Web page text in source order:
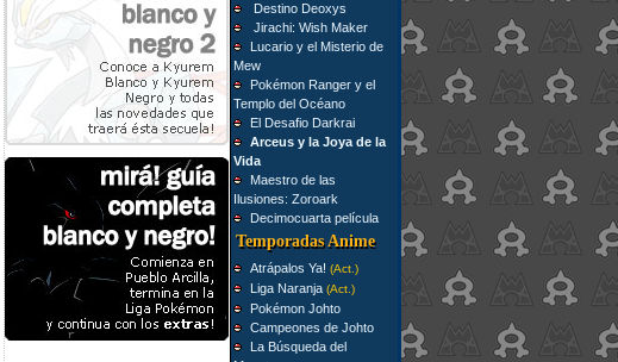
Destino Deoxys
Jirachi: Wish Maker
Lucario y el Misterio de
Mew
Pokémon Ranger y el
Templo del Océano
El Desafio Darkrai
Arceus y la Joya de la
Vida
Maestro de las
Ilusiones: Zoroark
Decimocuarta película
Temporadas Anime
Atrápalos Ya! (Act.)
Liga Naranja (Act.)
Pokémon Johto
Campeones de Johto
La Búsqueda del